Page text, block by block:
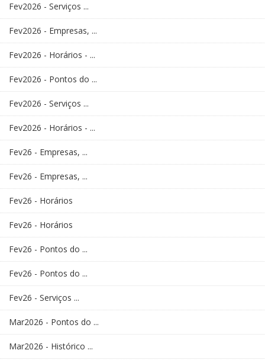
Fev2026 - Serviços ...
Fev2026 - Empresas, ...
Fev2026 - Horários - ...
Fev2026 - Pontos do ...
Fev2026 - Serviços ...
Fev2026 - Horários - ...
Fev26 - Empresas, ...
Fev26 - Empresas, ...
Fev26 - Horários
Fev26 - Horários
Fev26 - Pontos do ...
Fev26 - Pontos do ...
Fev26 - Serviços ...
Mar2026 - Pontos do ...
Mar2026 - Histórico ...